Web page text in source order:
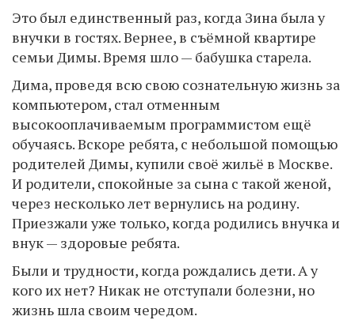
Это был единственный раз, когда Зина была у
внучки в гостях. Вернее, в съёмной квартире
семьи Димы. Время шло — бабушка старела.
Дима, проведя всю свою сознательную жизнь за
компьютером, стал отменным
высокооплачиваемым программистом ещё
обучаясь. Вскоре ребята, с небольшой помощью
родителей Димы, купили своё жильё в Москве.
И родители, спокойные за сына с такой женой,
через несколько лет вернулись на родину.
Приезжали уже только, когда родились внучка и
внук — здоровые ребята.
Были и трудности, когда рождались дети. А у
кого их нет? Никак не отступали болезни, но
жизнь шла своим чередом.